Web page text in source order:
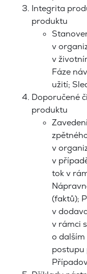
Integrita
produktu
v
v
Fáze
užití;
Doporučené
produktu
v
v
tok v
(faktů);
v
v rámci
o
postupu